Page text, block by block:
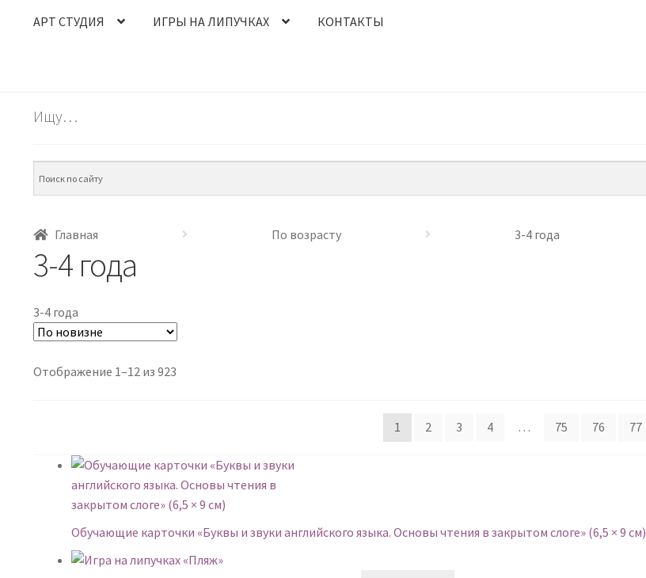
АРТ СТУДИЯ ИГРЫ НА ЛИПУЧКАХ КОНТАКТЫ
Ищу…
Главная По возрасту 3-4 года
3-4 года
3-4 года
Отображение 1–12 из 923Сортировка:
1
2 3 4 … 75 76 77
Обучающие карточки «Буквы и звуки английского языка. Основы чтения в закрытом слоге» (6,5 × 9 см)